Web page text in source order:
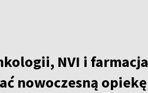
już natomiast nabór tematów i abstraktów na
do końca grudnia. O szczegółach Kongresu
NVI i farmacja
nowoczesną opiekę